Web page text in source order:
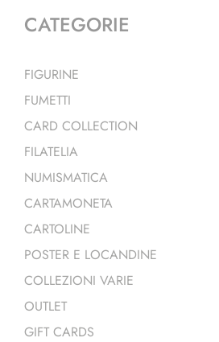
CATEGORIE
FIGURINE
FUMETTI
CARD COLLECTION
FILATELIA
NUMISMATICA
CARTAMONETA
CARTOLINE
POSTER E LOCANDINE
COLLEZIONI VARIE
OUTLET
GIFT CARDS